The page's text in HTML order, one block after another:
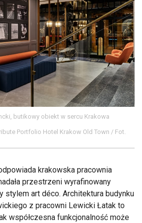
butikowy obiekt w sercu Krakowa
Portfolio Hotel Krakow Old Town / Fot.
krakowska pracownia
przestrzeni wyrafinowany
stylem art déco. Architektura budynku
z pracowni Lewicki Łatak to
współczesna funkcjonalność może